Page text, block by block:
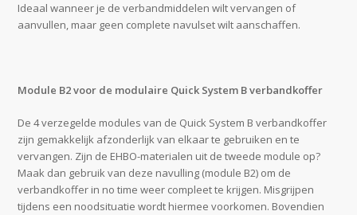
Ideaal wanneer je de verbandmiddelen wilt vervangen of
aanvullen, maar geen complete navulset wilt aanschaffen.
Module B2 voor de modulaire Quick System B verbandkoffer
De 4 verzegelde modules van de Quick System B verbandkoffer
zijn gemakkelijk afzonderlijk van elkaar te gebruiken en te
vervangen. Zijn de EHBO-materialen uit de tweede module op?
Maak dan gebruik van deze navulling (module B2) om de
verbandkoffer in no time weer compleet te krijgen. Misgrijpen
tijdens een noodsituatie wordt hiermee voorkomen. Bovendien